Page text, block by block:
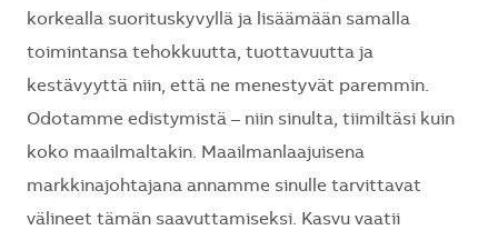
korkealla suorituskyvyllä ja lisäämään samalla
toimintansa tehokkuutta, tuottavuutta ja
kestävyyttä niin, että ne menestyvät paremmin.
Odotamme edistymistä – niin sinulta, tiimiltäsi kuin
koko maailmaltakin. Maailmanlaajuisena
markkinajohtajana annamme sinulle tarvittavat
välineet tämän saavuttamiseksi. Kasvu vaatii